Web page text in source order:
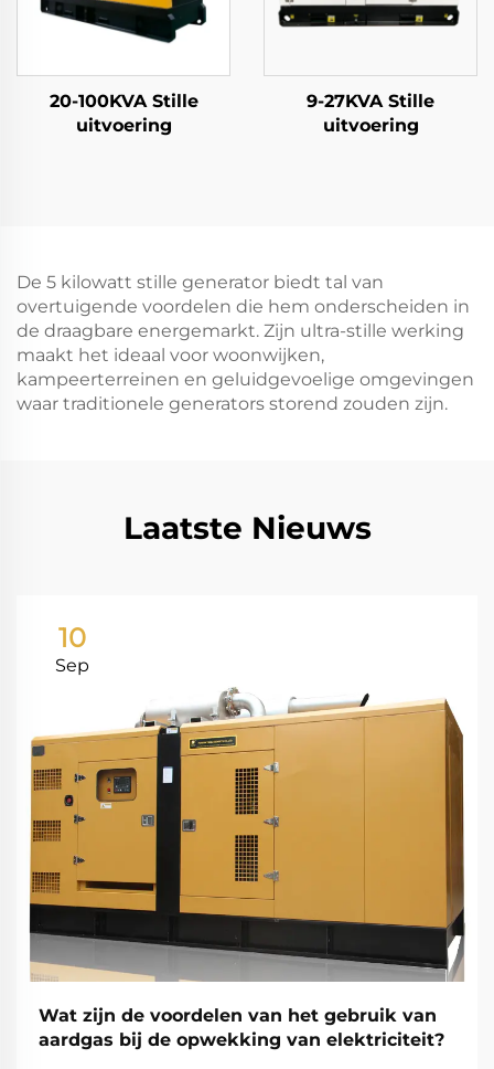
20-100KVA Stille
uitvoering
9-27KVA Stille
uitvoering
De 5 kilowatt stille generator biedt tal van
overtuigende voordelen die hem onderscheiden in
de draagbare energemarkt. Zijn ultra-stille werking
maakt het ideaal voor woonwijken,
kampeerterreinen en geluidgevoelige omgevingen
waar traditionele generators storend zouden zijn.
Laatste Nieuws
10
Sep
Wat zijn de voordelen van het gebruik van
aardgas bij de opwekking van elektriciteit?